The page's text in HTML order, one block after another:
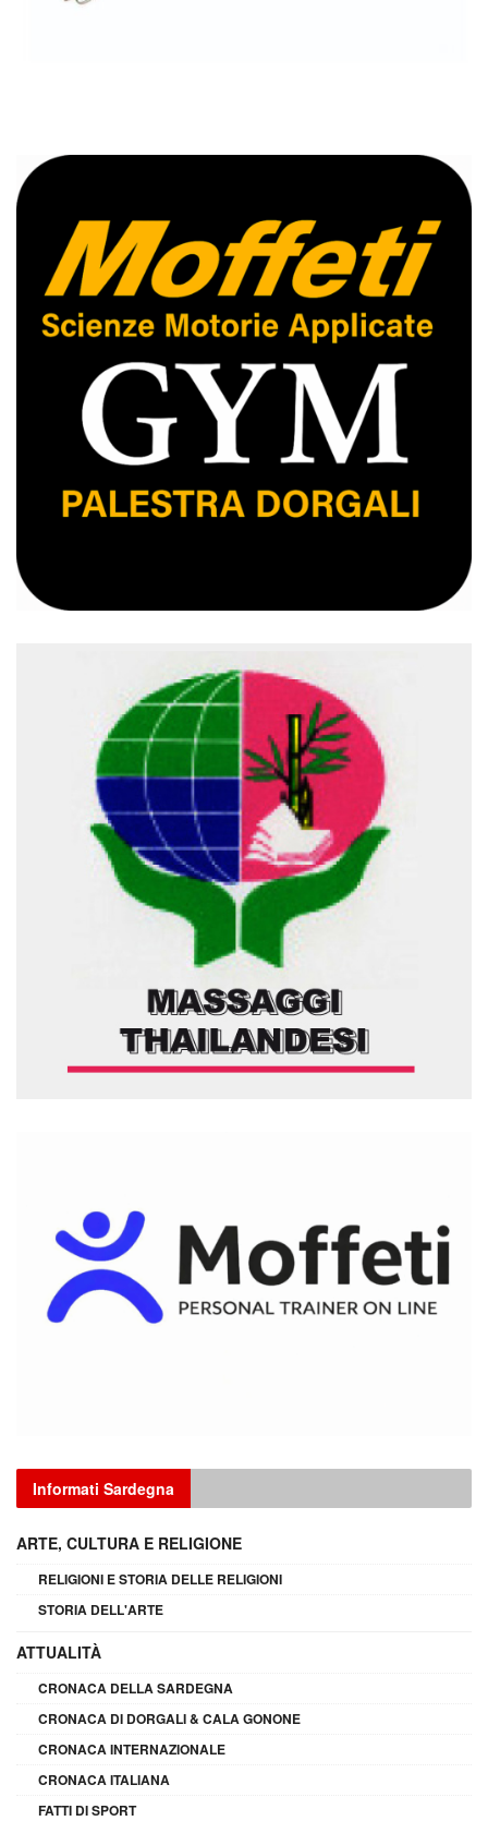
Informati Sardegna
ARTE, CULTURA E RELIGIONE
RELIGIONI E STORIA DELLE RELIGIONI
STORIA DELL'ARTE
ATTUALITÀ
CRONACA DELLA SARDEGNA
CRONACA DI DORGALI & CALA GONONE
CRONACA INTERNAZIONALE
CRONACA ITALIANA
FATTI DI SPORT